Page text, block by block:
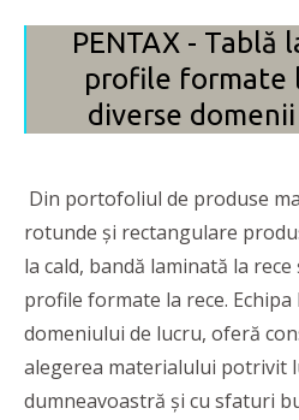
PENTAX - Tablă
profile formate
diverse
Din portofoliul de produse
rotunde și rectangulare
la cald, bandă laminată la
profile formate la rece. Echipa
domeniului de lucru, oferă
alegerea materialului potrivit
dumneavoastră și cu sfaturi